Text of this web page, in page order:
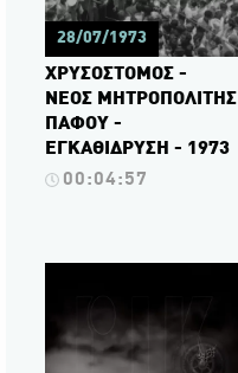
28/07/1973
ΧΡΥΣΟΣΤΟΜΟΣ -
ΝΕΟΣ ΜΗΤΡΟΠΟΛΙΤΗΣ
ΠΑΦΟΥ -
ΕΓΚΑΘΙΔΡΥΣΗ - 1973
00:04:57